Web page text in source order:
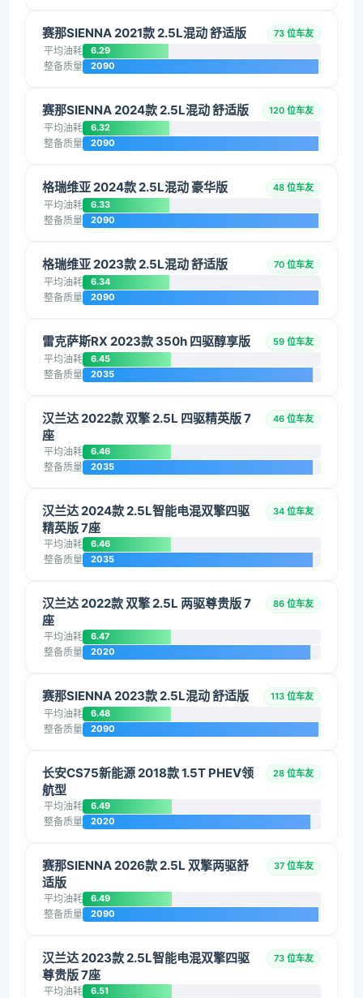
赛那SIENNA 2021款 2.5L混动 舒适版 73 位车友
平均油耗 6.29
整备质量 2090
赛那SIENNA 2024款 2.5L混动 舒适版 120 位车友
平均油耗 6.32
整备质量 2090
格瑞维亚 2024款 2.5L混动 豪华版 48 位车友
平均油耗 6.33
整备质量 2090
格瑞维亚 2023款 2.5L混动 舒适版 70 位车友
平均油耗 6.34
整备质量 2090
雷克萨斯RX 2023款 350h 四驱醇享版 59 位车友
平均油耗 6.45
整备质量 2035
汉兰达 2022款 双擎 2.5L 四驱精英版 7
座
46 位车友
平均油耗 6.46
整备质量 2035
汉兰达 2024款 2.5L智能电混双擎四驱
精英版 7座
34 位车友
平均油耗 6.46
整备质量 2035
汉兰达 2022款 双擎 2.5L 两驱尊贵版 7
座
86 位车友
平均油耗 6.47
整备质量 2020
赛那SIENNA 2023款 2.5L混动 舒适版 113 位车友
平均油耗 6.48
整备质量 2090
长安CS75新能源 2018款 1.5T PHEV领
航型
28 位车友
平均油耗 6.49
整备质量 2020
赛那SIENNA 2026款 2.5L 双擎两驱舒
适版
37 位车友
平均油耗 6.49
整备质量 2090
汉兰达 2023款 2.5L智能电混双擎四驱
尊贵版 7座
73 位车友
平均油耗 6.51